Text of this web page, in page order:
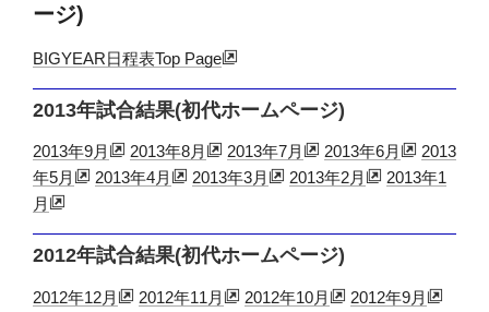
ージ)
BIGYEAR日程表Top Page
2013年試合結果(初代ホームページ)
2013年9月 2013年8月 2013年7月 2013年6月
2013
年5月
2013年4月 2013年3月 2013年2月
2013年1
月
2012年試合結果(初代ホームページ)
2012年12月 2012年11月 2012年10月
2012年9月